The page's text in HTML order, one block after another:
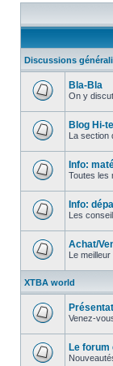
Discussions
message
non
Bla-Bla
On y
message
non
Blog Hi-
La section
message
non
Info:
Toutes les
message
non
Info:
Les
message
non
lu
Achat/
Le meilleur
XTBA world
message
non
Venez-
Le forum